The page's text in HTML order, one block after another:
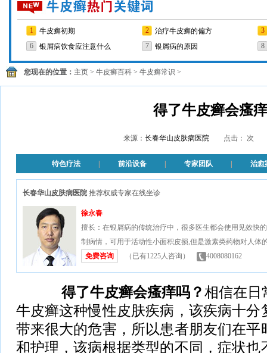
1 牛皮癣初期 2 治疗牛皮癣的偏方
3
6
银屑病饮食应注意什么 7 银屑病的原因 8
您现在的位置： 主页 > 牛皮癣百科 > 牛皮癣常识 >
得了牛皮癣会瘙
来源： 长春华山皮肤病医院点击：
特色疗法 前沿设备 专家团队 治愈
长春华山皮肤病医院推荐权威专家在线坐诊
徐永春
擅长：在银屑病的传统治疗中，很多医生都会使用见效快
制病情，可用于活动性小面积皮损,但是激素类药物对人体
免费咨询
（已有1225人咨询） 4008080162
得了牛皮癣会瘙痒吗？相信在日
牛皮癣这种慢性皮肤疾病，该疾病十
带来很大的危害，所以患者朋友们在
和护理，该病根据类型的不同，症状